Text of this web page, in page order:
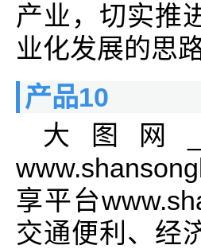
产业，切实推
业化发展的思
产品10
大图网
享平台
交通便利、经